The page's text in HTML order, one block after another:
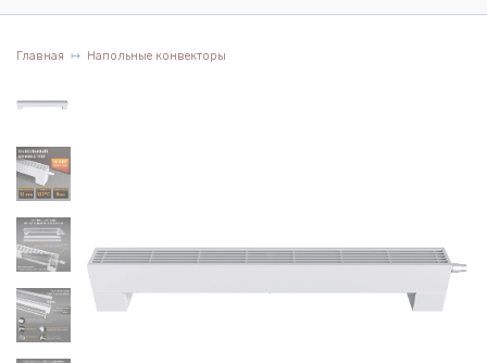
Главная Напольные конвекторы